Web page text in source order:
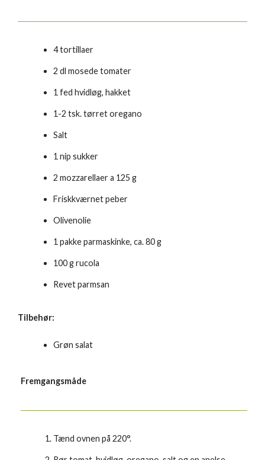
4 tortillaer
2 dl mosede tomater
1 fed hvidløg, hakket
1-2 tsk. tørret oregano
Salt
1 nip sukker
2 mozzarellaer a 125 g
Friskkværnet peber
Olivenolie
1 pakke parmaskinke, ca. 80 g
100 g rucola
Revet parmsan
Tilbehør:
Grøn salat
Fremgangsmåde
Tænd ovnen på 220°.